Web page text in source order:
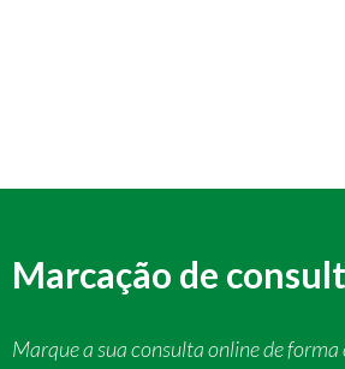
Marcação de
Marque a sua consulta online de forma